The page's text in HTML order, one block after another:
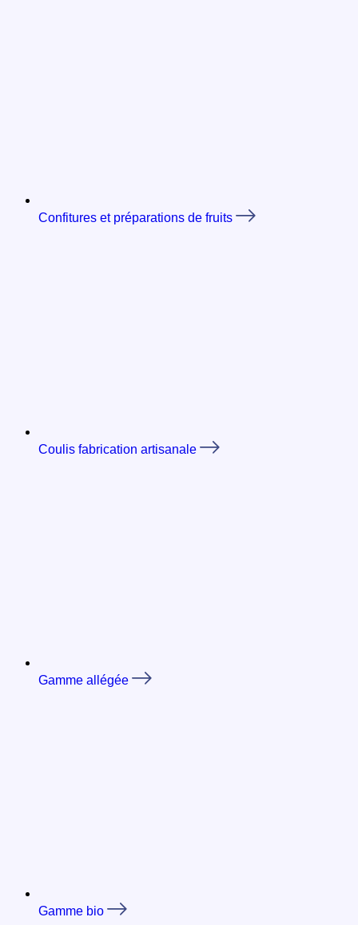
Confitures et préparations de fruits
Coulis fabrication artisanale
Gamme allégée
Gamme bio